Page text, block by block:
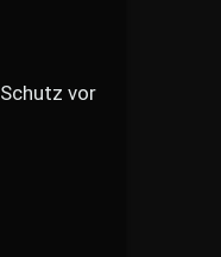
vor